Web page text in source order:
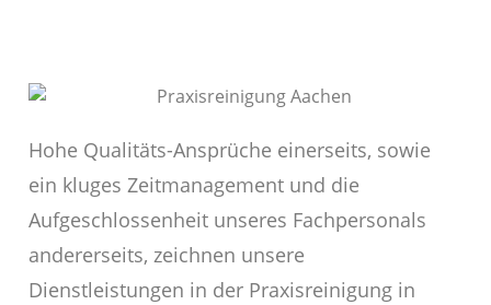
Hohe Qualitäts-Ansprüche einerseits, sowie
ein kluges Zeitmanagement und die
Aufgeschlossenheit unseres Fachpersonals
andererseits, zeichnen unsere
Dienstleistungen in der Praxisreinigung in